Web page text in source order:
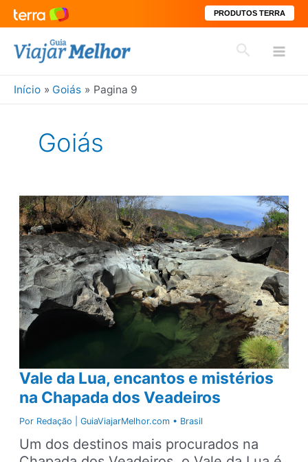
PRODUTOS TERRA
para
conteúdo
Pesquisar
Início Goiás Pagina 9
Goiás
Vale da Lua, encantos e mistérios
na Chapada dos Veadeiros
Por Redação | GuiaViajarMelhor.com • Brasil
Um dos destinos mais procurados na